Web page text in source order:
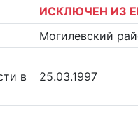
ИСКЛЮЧЕН ИЗ
Могилевский
в
25.03.1997